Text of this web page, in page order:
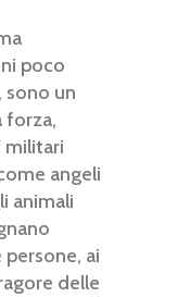
poco
sono un
forza,
militari
angeli
animali
ai
delle